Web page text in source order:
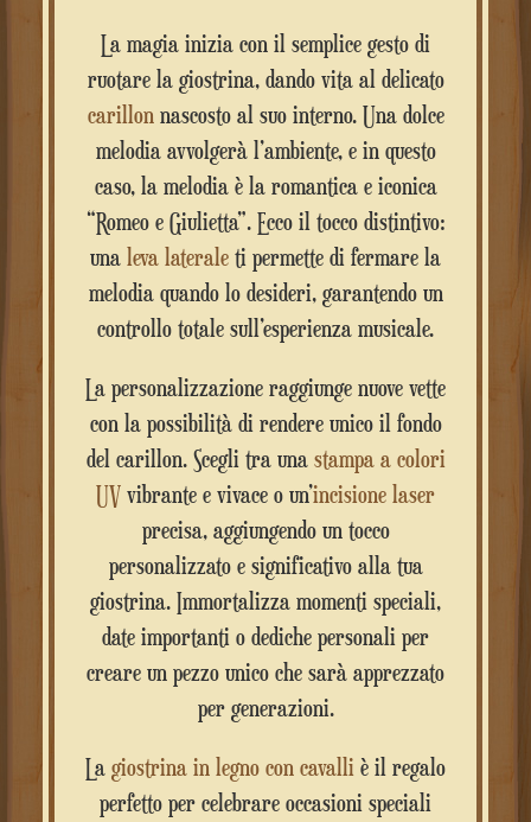
La magia inizia con il semplice gesto di
ruotare la giostrina, dando vita al delicato
carillonnascosto al suo interno. Una dolce
melodia avvolgerà l’ambiente, e in questo
caso, la melodia è la romantica e iconica
“Romeo e Giulietta”. Ecco il tocco distintivo:
una leva laterale ti permette di fermare la
melodia quando lo desideri, garantendo un
controllo totale sull’esperienza musicale.
La personalizzazione raggiunge nuove vette
con la possibilità di rendere unico il fondo
del carillon. Scegli tra una stampa a colori
UV vibrante e vivace o un’incisione laser
precisa, aggiungendo un tocco
personalizzato e significativo alla tua
giostrina. Immortalizza momenti speciali,
date importanti o dediche personali per
creare un pezzo unico che sarà apprezzato
per generazioni.
La giostrina in legno con cavalli è il regalo
perfetto per celebrare occasioni speciali